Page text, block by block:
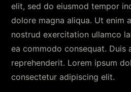
elit, sed do eiusmod tempor
dolore magna aliqua. Ut enim
nostrud exercitation ullamco
ea commodo consequat. Duis
reprehenderit. Lorem ipsum
consectetur adipiscing elit.